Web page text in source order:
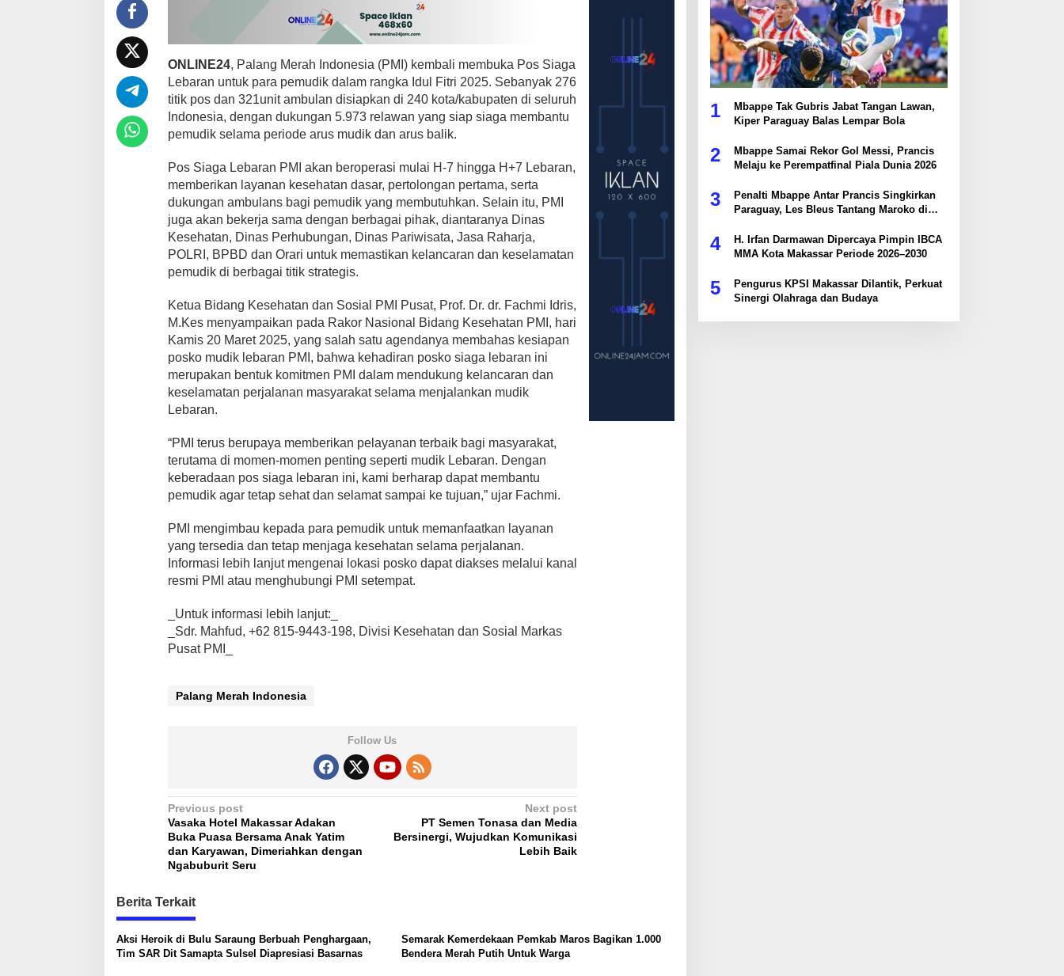
2
:
P
M
I
S
g
a
k
a
2
7
6
i
i
k
p
o
,
1
a
m
b
u
a
n
5
.
7
3
o
ONLINE24, Palang Merah Indonesia (PMI) kembali membuka Pos Siaga
Lebaran untuk para pemudik dalam rangka Idul Fitri 2025. Sebanyak 276
titik pos dan 321unit ambulan disiapkan di 240 kota/kabupaten di seluruh
Indonesia, dengan dukungan 5.973 relawan yang siap siaga membantu
pemudik selama periode arus mudik dan arus balik.
Pos Siaga Lebaran PMI akan beroperasi mulai H-7 hingga H+7 Lebaran,
memberikan layanan kesehatan dasar, pertolongan pertama, serta
dukungan ambulans bagi pemudik yang membutuhkan. Selain itu, PMI
juga akan bekerja sama dengan berbagai pihak, diantaranya Dinas
Kesehatan, Dinas Perhubungan, Dinas Pariwisata, Jasa Raharja,
POLRI, BPBD dan Orari untuk memastikan kelancaran dan keselamatan
pemudik di berbagai titik strategis.
Ketua Bidang Kesehatan dan Sosial PMI Pusat, Prof. Dr. dr. Fachmi Idris,
M.Kes menyampaikan pada Rakor Nasional Bidang Kesehatan PMI, hari
Kamis 20 Maret 2025, yang salah satu agendanya membahas kesiapan
posko mudik lebaran PMI, bahwa kehadiran posko siaga lebaran ini
merupakan bentuk komitmen PMI dalam mendukung kelancaran dan
keselamatan perjalanan masyarakat selama menjalankan mudik
Lebaran.
“PMI terus berupaya memberikan pelayanan terbaik bagi masyarakat,
terutama di momen-momen penting seperti mudik Lebaran. Dengan
keberadaan pos siaga lebaran ini, kami berharap dapat membantu
pemudik agar tetap sehat dan selamat sampai ke tujuan,” ujar Fachmi.
PMI mengimbau kepada para pemudik untuk memanfaatkan layanan
yang tersedia dan tetap menjaga kesehatan selama perjalanan.
Informasi lebih lanjut mengenai lokasi posko dapat diakses melalui kanal
resmi PMI atau menghubungi PMI setempat.
_Untuk informasi lebih lanjut:_
_Sdr. Mahfud, +62 815-9443-198, Divisi Kesehatan dan Sosial Markas
Pusat PMI_
Palang Merah Indonesia
Follow Us
P
o
s
n
a
v
Previous post
Vasaka Hotel Makassar Adakan
Buka Puasa Bersama Anak Yatim
dan Karyawan, Dimeriahkan dengan
Ngabuburit Seru
Next post
PT Semen Tonasa dan Media
Bersinergi, Wujudkan Komunikasi
Lebih Baik
Berita Terkait
Aksi Heroik di Bulu Saraung Berbuah Penghargaan,
Tim SAR Dit Samapta Sulsel Diapresiasi Basarnas
Semarak Kemerdekaan Pemkab Maros Bagikan 1.000
Bendera Merah Putih Untuk Warga
1
Mbappe Tak Gubris Jabat Tangan Lawan,
Kiper Paraguay Balas Lempar Bola
2
Mbappe Samai Rekor Gol Messi, Prancis
Melaju ke Perempatfinal Piala Dunia 2026
3
Penalti Mbappe Antar Prancis Singkirkan
Paraguay, Les Bleus Tantang Maroko di
4
H. Irfan Darmawan Dipercaya Pimpin IBCA
MMA Kota Makassar Periode 2026–2030
5
Pengurus KPSI Makassar Dilantik, Perkuat
Sinergi Olahraga dan Budaya